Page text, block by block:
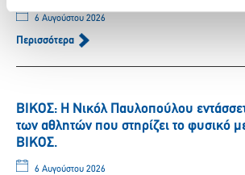
6 Αυγούστου 2026
Περισσότερα
ΒΙΚΟΣ: Η Νικόλ Παυλοπούλου
των αθλητών που στηρίζει το φυσικό
ΒΙΚΟΣ.
6 Αυγούστου 2026